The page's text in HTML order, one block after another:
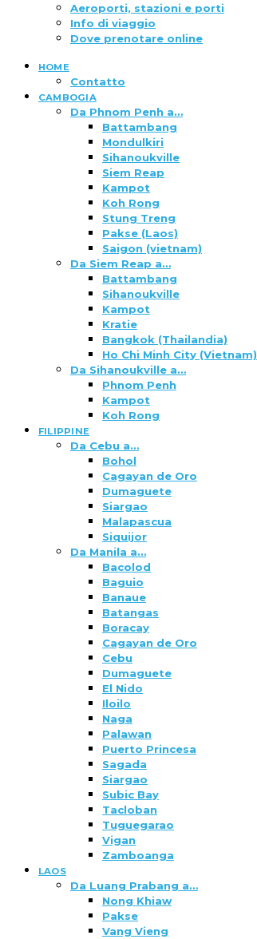
Aeroporti, stazioni e porti
Info di viaggio
Dove prenotare online
HOME
Contatto
CAMBOGIA
Da Phnom Penh a…
Battambang
Mondulkiri
Sihanoukville
Siem Reap
Kampot
Koh Rong
Stung Treng
Pakse (Laos)
Saigon (vietnam)
Da Siem Reap a…
Battambang
Sihanoukville
Kampot
Kratie
Bangkok (Thailandia)
Ho Chi Minh City (Vietnam)
Da Sihanoukville a…
Phnom Penh
Kampot
Koh Rong
FILIPPINE
Da Cebu a…
Bohol
Cagayan de Oro
Dumaguete
Siargao
Malapascua
Siquijor
Da Manila a…
Bacolod
Baguio
Banaue
Batangas
Boracay
Cagayan de Oro
Cebu
Dumaguete
El Nido
Iloilo
Naga
Palawan
Puerto Princesa
Sagada
Siargao
Subic Bay
Tacloban
Tuguegarao
Vigan
Zamboanga
LAOS
Da Luang Prabang a…
Nong Khiaw
Pakse
Vang Vieng